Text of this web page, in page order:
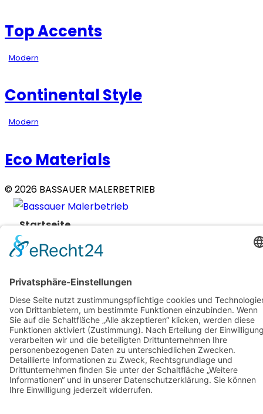
Top Accents
Modern
Continental Style
Modern
Eco Materials
© 2026 BASSAUER MALERBETRIEB
Startseite
Unsere Dienstleistungen
Karriere
Ratgeber
Kontakt